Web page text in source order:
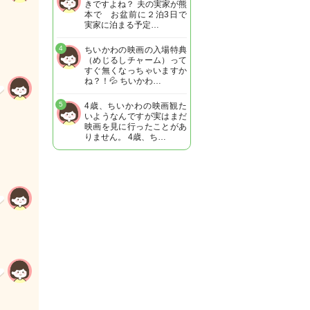
きですよね？ 夫の実家が熊
本で お盆前に２泊3日で
実家に泊まる予定…
ちいかわの映画の入場特典
（めじるしチャーム）って
すぐ無くなっちゃいますか
ね？！💦 ちいかわ…
4
4歳、ちいかわの映画観た
いようなんですが実はまだ
映画を見に行ったことがあ
りません。 4歳、ち…
5